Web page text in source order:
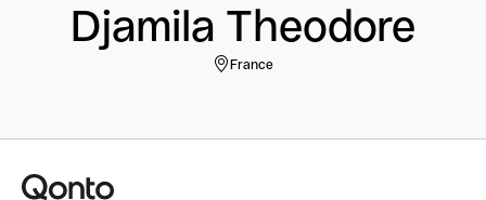
Djamila Theodore
France